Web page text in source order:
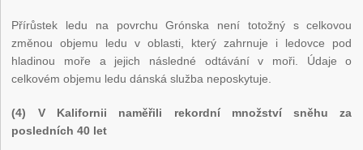
Přírůstek ledu na povrchu Grónska není totožný s celkovou
změnou objemu ledu v oblasti, který zahrnuje i ledovce pod
hladinou moře a jejich následné odtávání v moři. Údaje o
celkovém objemu ledu dánská služba neposkytuje.
(4) V Kalifornii naměřili rekordní množství sněhu za
posledních 40 let